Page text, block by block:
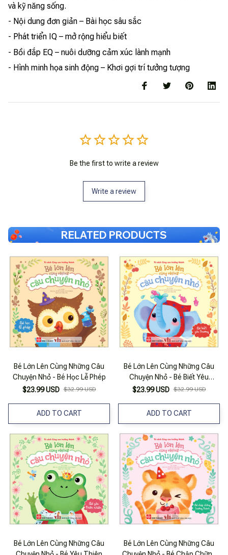
và kỹ năng sống.
- Nội dung đơn giản – Bài học sâu sắc
- Phát triển IQ – mở rộng hiểu biết
- Bồi đắp EQ – nuôi dưỡng cảm xúc lành mạnh
- Hình minh họa sinh động – Khơi gợi trí tưởng tượng
Be the first to write a review
Write a review
RELATED PRODUCTS
Bé Lớn Lên Cùng Những Câu
Chuyện Nhỏ - Bé Học Lễ Phép
$23.99 USD $32.99 USD
ADD TO CART
Bé Lớn Lên Cùng Những Câu
Chuyện Nhỏ - Bé Biết Yêu
Thương
$23.99 USD $32.99 USD
ADD TO CART
Bé Lớn Lên Cùng Những Câu
Bé Lớn Lên Cùng Những Câu